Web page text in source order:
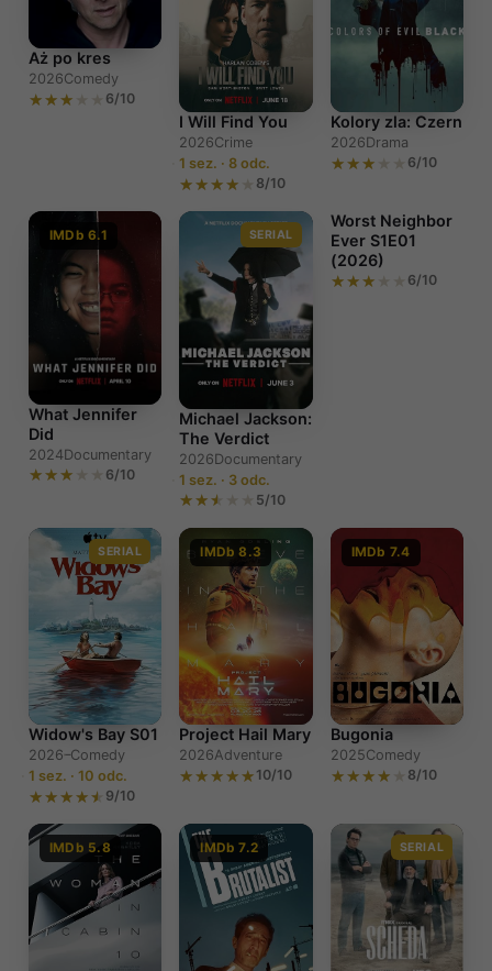
Aż po kres
2026Comedy
6/10
I Will Find You
2026Crime
1 sez. · 8 odc.
8/10
Kolory zla: Czern
2026Drama
6/10
IMDb 6.1
What Jennifer
Did
2024Documentary
6/10
SERIAL
Michael Jackson:
The Verdict
2026Documentary
1 sez. · 3 odc.
5/10
Worst Neighbor
Ever S1E01
(2026)
6/10
SERIAL
Widow's Bay S01
2026–Comedy
1 sez. · 10 odc.
9/10
IMDb 8.3
Project Hail Mary
2026Adventure
10/10
IMDb 7.4
Bugonia
2025Comedy
8/10
IMDb 5.8 IMDb 7.2 SERIAL